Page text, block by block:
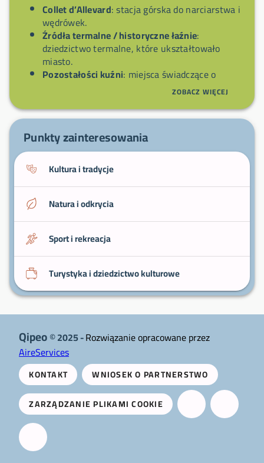
Collet d’Allevard: stacja górska do narciarstwa i
wędrówek.
Źródła termalne / historyczne łaźnie:
dziedzictwo termalne, które ukształtowało
miasto.
Pozostałości kuźni: miejsca świadczące o
: spacery i punkty
widokowe dostępne z wioski.
architekturę i lokalną atmosferę.
ZOBACZ WIĘCEJ
Punkty zainteresowania
Kultura i tradycje
Natura i odkrycia
Sport i rekreacja
Turystyka i dziedzictwo kulturowe
Qipeo© 2025 -Rozwiązanie opracowane przez
AireServices
KONTAKT
WNIOSEK O PARTNERSTWO
ZARZĄDZANIE PLIKAMI COOKIE